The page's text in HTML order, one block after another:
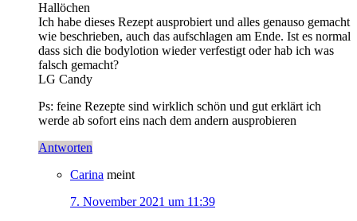
Hallöchen
Ich habe dieses Rezept ausprobiert und alles genauso gemacht
wie beschrieben, auch das aufschlagen am Ende. Ist es normal
dass sich die bodylotion wieder verfestigt oder hab ich was
falsch gemacht?
LG Candy
Ps: feine Rezepte sind wirklich schön und gut erklärt ich
werde ab sofort eins nach dem andern ausprobieren
Antworten
Carina meint
7. November 2021 um 11:39